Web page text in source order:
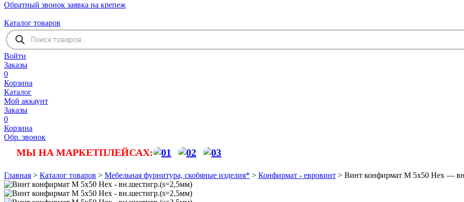
Обратный звонок заявка на крепеж
Каталог товаров
Поиск
товаров
Войти
Заказы
0
Корзина
Каталог
Мой аккаунт
Заказы
0
Корзина
Обр. звонок
МЫ НА МАРКЕТПЛЕЙСАХ:
Главная > Каталог товаров > Мебельная фурнитура, скобяные изделия* > Конфирмат - евровинт > Винт конфирмат М 5х50 Нех —